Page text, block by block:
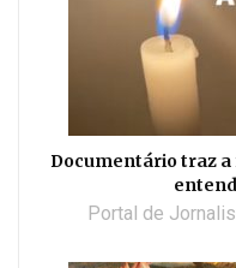
Documentário traz
Portal de